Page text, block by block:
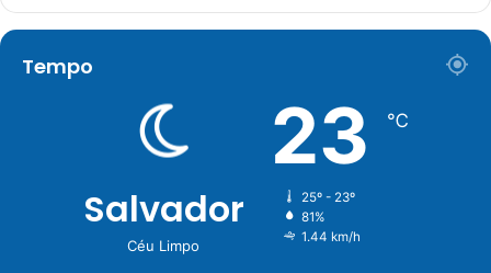
Tempo
Salvador
Céu Limpo
23 ℃
25º - 23º
81%
1.44 km/h